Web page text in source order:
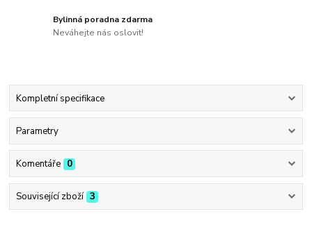
Bylinná poradna zdarma
Neváhejte nás oslovit!
Kompletní specifikace
Parametry
Komentáře 0
Související zboží 3